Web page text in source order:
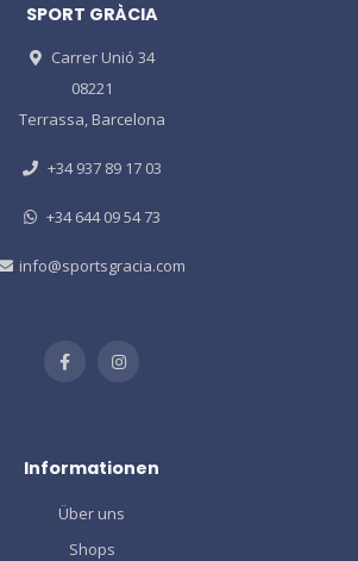
SPORT GRÀCIA
Carrer Unió 34
08221
Terrassa, Barcelona
+34 937 89 17 03
+34 644 09 54 73
info@sportsgracia.com
Informationen
Über uns
Shops